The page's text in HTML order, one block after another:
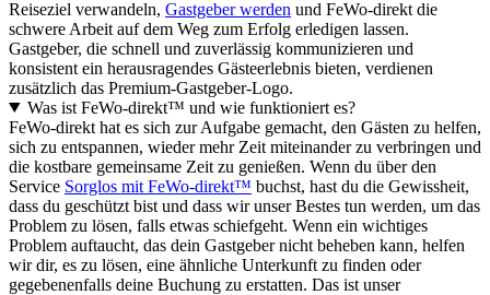
Reiseziel verwandeln, Gastgeber werden und FeWo-direkt die
schwere Arbeit auf dem Weg zum Erfolg erledigen lassen.
Gastgeber, die schnell und zuverlässig kommunizieren und
konsistent ein herausragendes Gästeerlebnis bieten, verdienen
zusätzlich das Premium-Gastgeber-Logo.
Was ist FeWo-direkt™ und wie funktioniert es?
FeWo-direkt hat es sich zur Aufgabe gemacht, den Gästen zu helfen,
sich zu entspannen, wieder mehr Zeit miteinander zu verbringen und
die kostbare gemeinsame Zeit zu genießen. Wenn du über den
Service Sorglos mit FeWo-direkt™ buchst, hast du die Gewissheit,
dass du geschützt bist und dass wir unser Bestes tun werden, um das
Problem zu lösen, falls etwas schiefgeht. Wenn ein wichtiges
Problem auftaucht, das dein Gastgeber nicht beheben kann, helfen
wir dir, es zu lösen, eine ähnliche Unterkunft zu finden oder
gegebenenfalls deine Buchung zu erstatten. Das ist unser